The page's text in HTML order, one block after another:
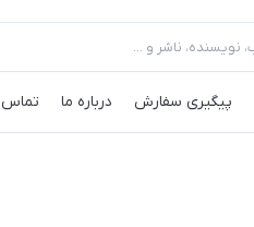
پیگیری سفارش درباره ما تماس